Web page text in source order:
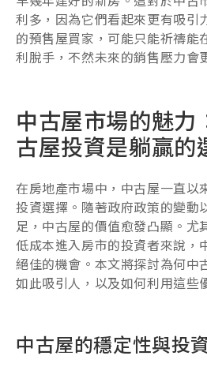
利多，因為它們看起來更有吸引
的預售屋買家，可能只能祈禱能
利脫手，不然未來的銷售壓力會
中古屋市場的魅力
古屋投資是躺贏的
在房地產市場中，中古屋一直以
投資選擇。隨著政府政策的變動
足，中古屋的價值愈發凸顯。尤
低成本進入房市的投資者來說，
絕佳的機會。本文將探討為何中
如此吸引人，以及如何利用這些
中古屋的穩定性與投